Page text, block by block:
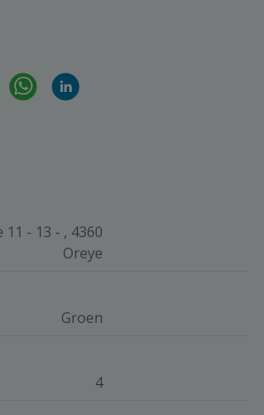
11 - 13 - , 4360
Oreye
Groen
4